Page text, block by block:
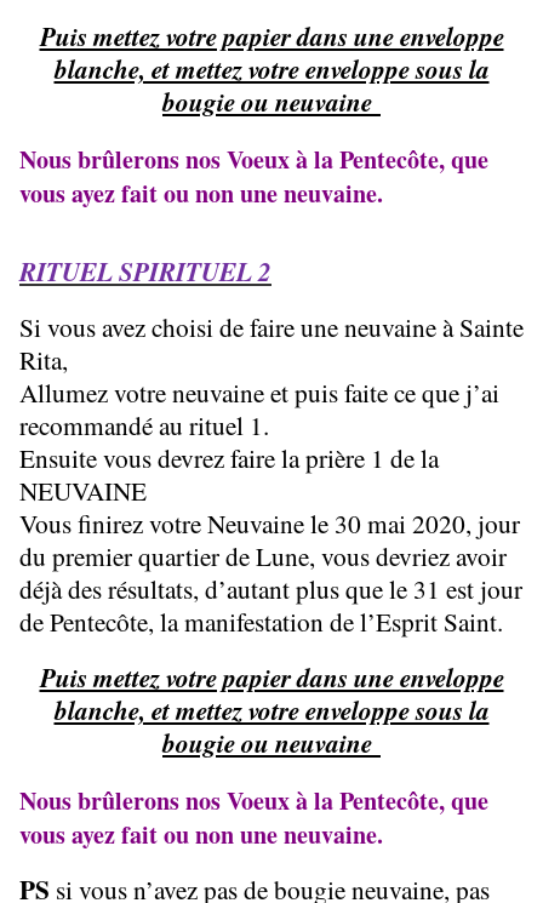
Puis mettez votre papier dans une enveloppe
blanche, et mettez votre enveloppe sous la
bougie ou neuvaine
Nous brûlerons nos Voeux à la Pentecôte, que
vous ayez fait ou non une neuvaine.
RITUEL SPIRITUEL 2
Si vous avez choisi de faire une neuvaine à Sainte
Rita,
Allumez votre neuvaine et puis faite ce que j’ai
recommandé au rituel 1.
Ensuite vous devrez faire la prière 1 de la
NEUVAINE
Vous finirez votre Neuvaine le 30 mai 2020, jour
du premier quartier de Lune, vous devriez avoir
déjà des résultats, d’autant plus que le 31 est jour
de Pentecôte, la manifestation de l’Esprit Saint.
Puis mettez votre papier dans une enveloppe
blanche, et mettez votre enveloppe sous la
bougie ou neuvaine
Nous brûlerons nos Voeux à la Pentecôte, que
vous ayez fait ou non une neuvaine.
PS si vous n’avez pas de bougie neuvaine, pas